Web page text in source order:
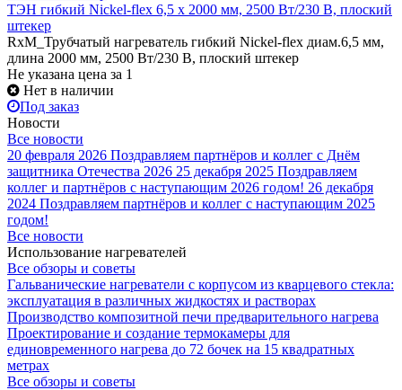
ТЭН гибкий Nickel-flex 6,5 х 2000 мм, 2500 Вт/230 В, плоский
штекер
RxM_Трубчатый нагреватель гибкий Nickel-flex диам.6,5 мм,
длина 2000 мм, 2500 Вт/230 В, плоский штекер
Не указана цена за 1
Нет в наличии
Под заказ
Новости
Все новости
20 февраля 2026 Поздравляем партнёров и коллег с Днём
защитника Отечества 2026 25 декабря 2025 Поздравляем
коллег и партнёров с наступающим 2026 годом! 26 декабря
2024 Поздравляем партнёров и коллег с наступающим 2025
годом!
Все новости
Использование нагревателей
Все обзоры и советы
Гальванические нагреватели с корпусом из кварцевого стекла:
эксплуатация в различных жидкостях и растворах
Производство композитной печи предварительного нагрева
Проектирование и создание термокамеры для
единовременного нагрева до 72 бочек на 15 квадратных
метрах
Все обзоры и советы